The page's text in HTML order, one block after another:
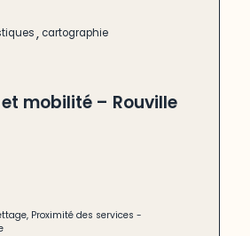
, cartographie
mobilité – Rouville
, Proximité des services -